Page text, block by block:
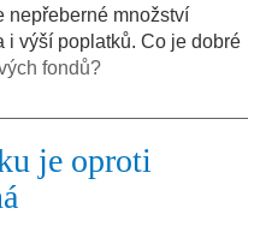
nepřeberné množství
i výší poplatků. Co je dobré
fondů?
je oproti